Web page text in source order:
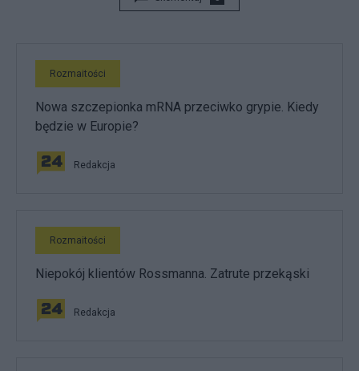
Rozmaitości
Nowa szczepionka mRNA przeciwko grypie. Kiedy
będzie w Europie?
Redakcja
Rozmaitości
Niepokój klientów Rossmanna. Zatrute przekąski
Redakcja